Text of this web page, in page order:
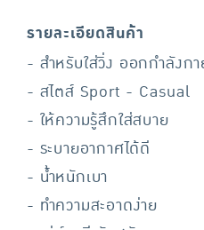
รายละเอียดสินค้า
- สำหรับใส่วิ่ง ออกกำลังก
- สไตส์ Sport - Casual
- ให้ความรู้สึกใส่สบาย
- ระบายอากาศได้ดี
- น้ำหนักเบา
- ทำความสะอาดง่าย